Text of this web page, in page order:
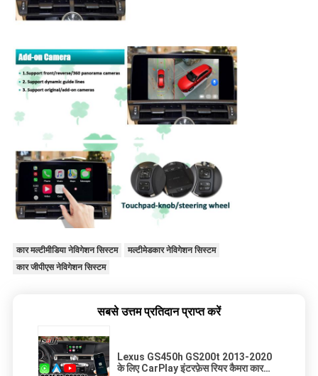
कार मल्टीमीडिया नेविगेशन सिस्टम
मल्टीमेडकार नेविगेशन सिस्टम
कार जीपीएस नेविगेशन सिस्टम
सबसे उत्तम प्रतिदान प्राप्त करें
Lexus GS450h GS200t 2013-2020
के लिए CarPlay इंटरफ़ेस रियर कैमरा कार